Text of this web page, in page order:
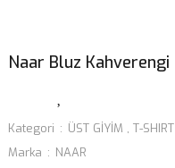
Naar Bluz Kahverengi
Kategori ÜST GİYİM , T-SHIRT
Marka
NAAR